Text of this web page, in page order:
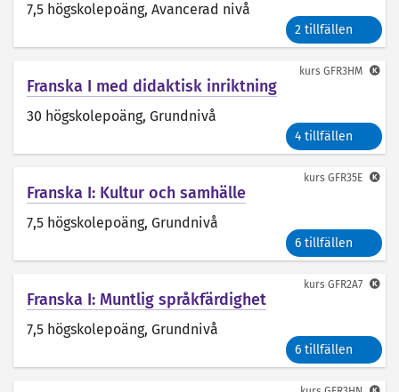
7,5 högskolepoäng, Avancerad nivå
2 tillfällen
Franska I med didaktisk inriktning
30 högskolepoäng, Grundnivå
4 tillfällen
kurs GFR3HM
Franska I: Kultur och samhälle
7,5 högskolepoäng, Grundnivå
6 tillfällen
kurs GFR35E
Franska I: Muntlig språkfärdighet
7,5 högskolepoäng, Grundnivå
6 tillfällen
kurs GFR2A7